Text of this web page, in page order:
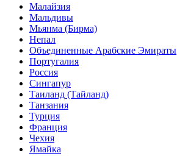
Малайзия
Мальдивы
Мьянма (Бирма)
Непал
Объединенные Арабские Эмираты
Португалия
Россия
Сингапур
Таиланд (Тайланд)
Танзания
Турция
Франция
Чехия
Ямайка